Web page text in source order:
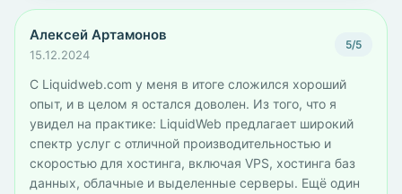
Алексей Артамонов
15.12.2024
5/5
С Liquidweb.com у меня в итоге сложился хороший
опыт, и в целом я остался доволен. Из того, что я
увидел на практике: LiquidWeb предлагает широкий
спектр услуг с отличной производительностью и
скоростью для хостинга, включая VPS, хостинга баз
данных, облачные и выделенные серверы. Ещё один